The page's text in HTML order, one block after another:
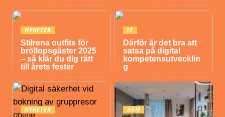
NYHETER
Stilrena outfits för
bröllopsgäster 2025
– så klär du dig rätt
till årets fester
IT
Därför är det bra att
satsa på digital
kompetensutvecklin
g
NYHETER HEM